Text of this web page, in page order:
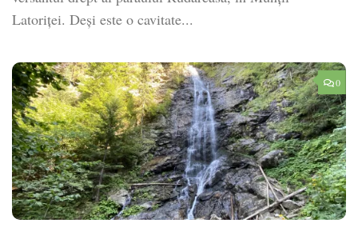
Latoriței. Deși este o cavitate...
0